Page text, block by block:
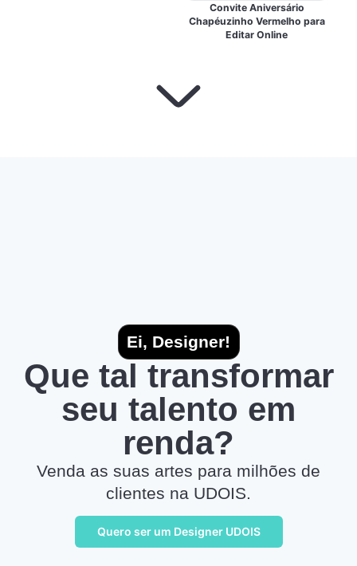
Convite Aniversário
Chapéuzinho Vermelho para
Editar Online
Ei, Designer!
Que tal transformar
seu talento em
renda?
Venda as suas artes para milhões de
clientes na UDOIS.
Quero ser um Designer UDOIS